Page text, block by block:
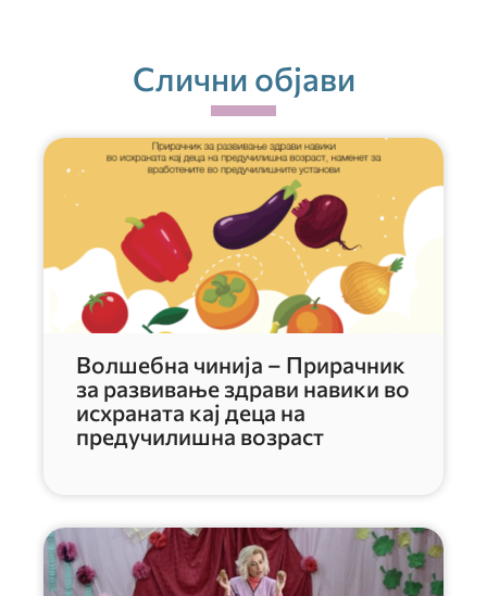
Слични објави
Волшебна чинија – Прирачник
за развивање здрави навики во
исхраната кај деца на
предучилишна возраст